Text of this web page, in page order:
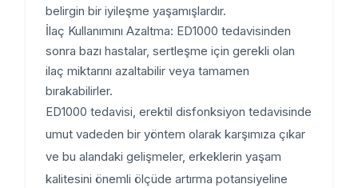
belirgin bir iyileşme yaşamışlardır.
İlaç Kullanımını Azaltma: ED1000 tedavisinden
sonra bazı hastalar, sertleşme için gerekli olan
ilaç miktarını azaltabilir veya tamamen
bırakabilirler.
ED1000 tedavisi, erektil disfonksiyon tedavisinde
umut vadeden bir yöntem olarak karşımıza çıkar
ve bu alandaki gelişmeler, erkeklerin yaşam
kalitesini önemli ölçüde artırma potansiyeline